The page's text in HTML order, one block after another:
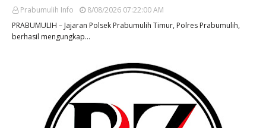
Prabumulih Info
8/08/2026 07:22:00 AM
PRABUMULIH – Jajaran Polsek Prabumulih Timur, Polres Prabumulih,
berhasil mengungkap…